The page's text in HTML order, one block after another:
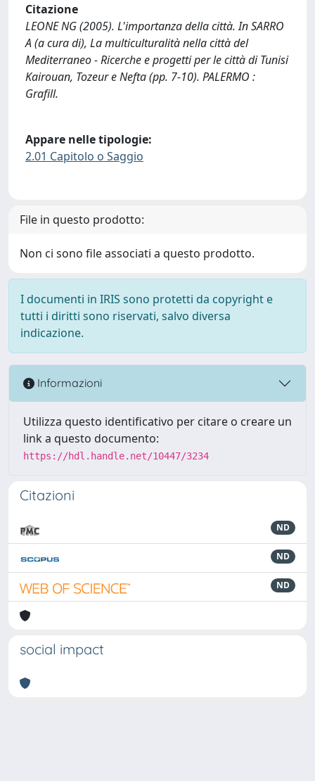
Citazione
LEONE NG (2005). L'importanza della città. In SARRO
A (a cura di), La multiculturalità nella città del
Mediterraneo - Ricerche e progetti per le città di Tunisi
Kairouan, Tozeur e Nefta (pp. 7-10). PALERMO :
Grafill.
Appare nelle tipologie:
2.01 Capitolo o Saggio
File in questo prodotto:
Non ci sono file associati a questo prodotto.
I documenti in IRIS sono protetti da copyright e
tutti i diritti sono riservati, salvo diversa
indicazione.
Informazioni
Utilizza questo identificativo per citare o creare un
link a questo documento:
https://hdl.handle.net/10447/3234
Citazioni
ND
ND
ND
social impact